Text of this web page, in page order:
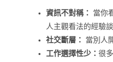
資訊不對稱：
當你
人主觀看法的經驗
社交斷層：
當別人
工作選擇性少： 很